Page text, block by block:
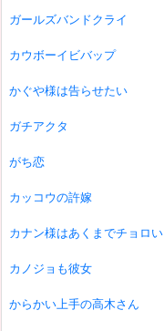
ガールズバンドクライ
カウボーイビバップ
かぐや様は告らせたい
ガチアクタ
がち恋
カッコウの許嫁
カナン様はあくまでチョロい
カノジョも彼女
からかい上手の高木さん